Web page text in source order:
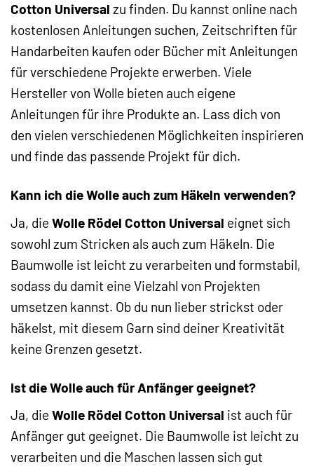
Cotton Universal zu finden. Du kannst online nach
kostenlosen Anleitungen suchen, Zeitschriften für
Handarbeiten kaufen oder Bücher mit Anleitungen
für verschiedene Projekte erwerben. Viele
Hersteller von Wolle bieten auch eigene
Anleitungen für ihre Produkte an. Lass dich von
den vielen verschiedenen Möglichkeiten inspirieren
und finde das passende Projekt für dich.
Kann ich die Wolle auch zum Häkeln verwenden?
Ja, die Wolle Rödel Cotton Universal eignet sich
sowohl zum Stricken als auch zum Häkeln. Die
Baumwolle ist leicht zu verarbeiten und formstabil,
sodass du damit eine Vielzahl von Projekten
umsetzen kannst. Ob du nun lieber strickst oder
häkelst, mit diesem Garn sind deiner Kreativität
keine Grenzen gesetzt.
Ist die Wolle auch für Anfänger geeignet?
Ja, die Wolle Rödel Cotton Universal ist auch für
Anfänger gut geeignet. Die Baumwolle ist leicht zu
verarbeiten und die Maschen lassen sich gut